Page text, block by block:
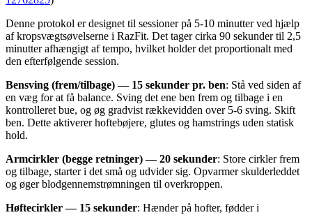
Denne protokol er designet til sessioner på 5-10 minutter ved hjælp
af kropsvægtsøvelserne i RazFit. Det tager cirka 90 sekunder til 2,5
minutter afhængigt af tempo, hvilket holder det proportionalt med
den efterfølgende session.
Bensving (frem/tilbage) — 15 sekunder pr. ben: Stå ved siden af ​​
en væg for at få balance. Sving det ene ben frem og tilbage i en
kontrolleret bue, og øg gradvist rækkevidden over 5-6 sving. Skift
ben. Dette aktiverer hoftebøjere, glutes og hamstrings uden statisk
hold.
Armcirkler (begge retninger) — 20 sekunder: Store cirkler frem
og tilbage, starter i det små og udvider sig. Opvarmer skulderleddet
og øger blodgennemstrømningen til overkroppen.
Høftecirkler — 15 sekunder: Hænder på hofter, fødder i